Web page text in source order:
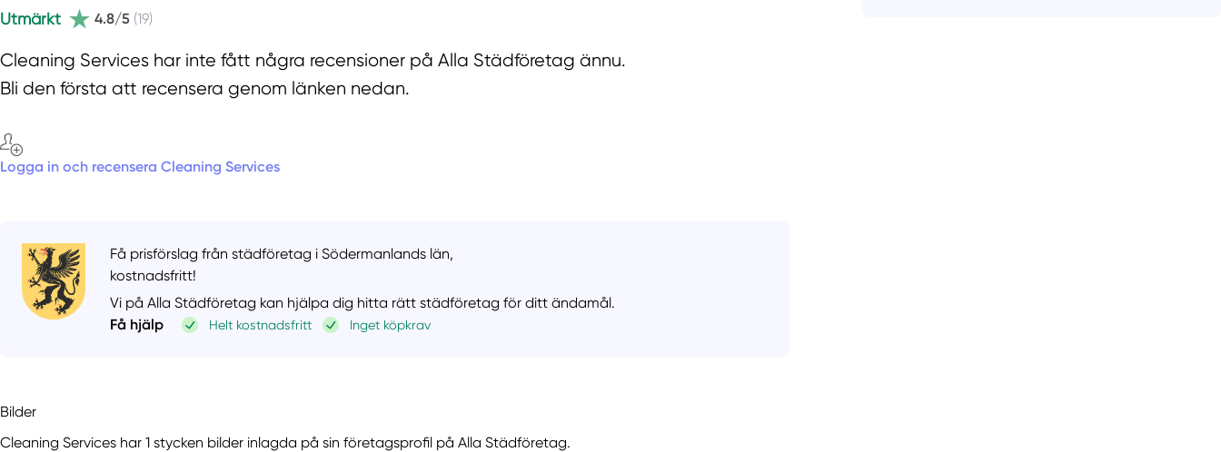
Utmärkt 4.8/5 (19)
Cleaning Services har inte fått några recensioner på Alla Städföretag ännu.
Bli den första att recensera genom länken nedan.
Logga in och recensera Cleaning Services
Få prisförslag från städföretag i Södermanlands län,
kostnadsfritt!
Vi på Alla Städföretag kan hjälpa dig hitta rätt städföretag för ditt ändamål.
Få hjälp
Helt kostnadsfritt Inget köpkrav
Bilder
Cleaning Services har 1 stycken bilder inlagda på sin företagsprofil på Alla Städföretag.